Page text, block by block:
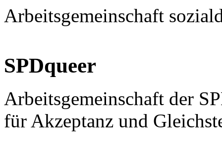
Arbeitsgemeinschaft
SPDqueer
Arbeitsgemeinschaft der
für Akzeptanz und